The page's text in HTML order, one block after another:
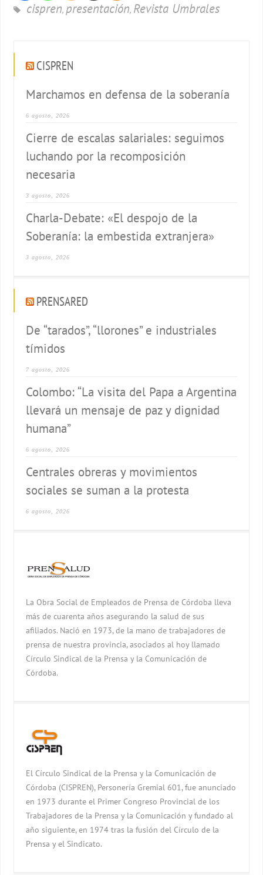
cispren, presentación, Revista Umbrales
CISPREN
Marchamos en defensa de la soberanía
6 agosto, 2026
Cierre de escalas salariales: seguimos
luchando por la recomposición
necesaria
3 agosto, 2026
Charla-Debate: «El despojo de la
Soberanía: la embestida extranjera»
3 agosto, 2026
PRENSARED
De “tarados”, “llorones” e industriales
tímidos
7 agosto, 2026
Colombo: “La visita del Papa a Argentina
llevará un mensaje de paz y dignidad
humana”
6 agosto, 2026
Centrales obreras y movimientos
sociales se suman a la protesta
6 agosto, 2026
La Obra Social de Empleados de Prensa de Córdoba lleva
más de cuarenta años asegurando la salud de sus
afiliados. Nació en 1973, de la mano de trabajadores de
prensa de nuestra provincia, asociados al hoy llamado
Círculo Sindical de la Prensa y la Comunicación de
Córdoba.
El Círculo Sindical de la Prensa y la Comunicación de
Córdoba (CISPREN), Personería Gremial 601, fue anunciado
en 1973 durante el Primer Congreso Provincial de los
Trabajadores de la Prensa y la Comunicación y fundado al
año siguiente, en 1974 tras la fusión del Círculo de la
Prensa y el Sindicato.